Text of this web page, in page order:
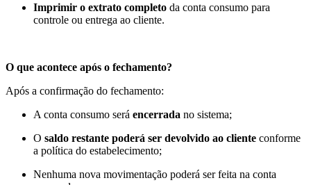
Imprimir o extrato completo da conta consumo para
controle ou entrega ao cliente.
O que acontece após o fechamento?
Após a confirmação do fechamento:
A conta consumo será encerrada no sistema;
O saldo restante poderá ser devolvido ao cliente conforme
a política do estabelecimento;
Nenhuma nova movimentação poderá ser feita na conta